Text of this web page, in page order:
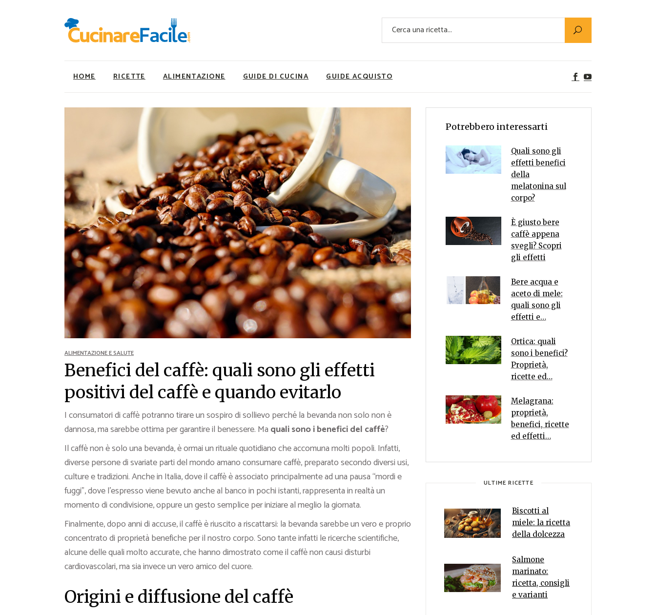
Cerca
HOME RICETTE
Ricette Facili e Veloci
Ricette Primi Piatti
Ricette Dolci
Ricette Carne
Ricette Secondi
Ricette Pizze e Rustici
Ricette Contorni
Ricette Piatti unici
Ricette Pesce
Video Ricette
Ricette per Ingrediente
ALIMENTAZIONE
Utility
Nutrizionista a tavola
Ricette Vegetariane
Ricette Vegane
Rumors
GUIDE DI CUCINA GUIDE ACQUISTO
Ricette Facili e Veloci
Ricette Primi Piatti
Ricette Dolci
Ricette Carne
Ricette Secondi
Video Ricette
Ricette per Ingrediente
Utility
Super Alimenti
Ricette Vegetariane
Rumors
ALIMENTAZIONE E SALUTE
Benefici del caffè: quali sono gli effetti
positivi del caffè e quando evitarlo
I consumatori dicaffè potranno tirare un sospiro di sollievo perché la bevanda non solo non è
dannosa, ma sarebbe ottima per garantire il benessere. Ma quali sono i benefici del caffè?
Il caffè non è solo una bevanda, è ormai un rituale quotidiano che accomuna molti popoli. Infatti,
diverse persone di svariate parti del mondo amano consumare caffè, preparato secondo diversi usi,
culture e tradizioni. Anche in Italia, dove il caffè è associato principalmente ad una pausa “mordi e
fuggi”, dove l’espresso viene bevuto anche al banco in pochi istanti, rappresenta in realtà un
momento di condivisione, oppure un gesto semplice per iniziare al meglio la giornata.
Finalmente, dopo anni di accuse, il caffè è riuscito a riscattarsi: la bevanda sarebbe un vero e proprio
concentrato di proprietà benefiche per il nostro corpo. Sono tante infatti le ricerche scientifiche,
alcune delle quali molto accurate, che hanno dimostrato come il caffè non causi disturbi
cardiovascolari, ma sia invece un vero amico del cuore.
Origini e diffusione del caffè
Potrebbero interessarti
Quali sono gli
effetti benefici
della
melatonina sul
corpo?
È giusto bere
caffè appena
svegli? Scopri
gli effetti
Bere acqua e
aceto di mele:
quali sono gli
effetti e…
Ortica: quali
sono i benefici?
Proprietà,
ricette ed…
Melagrana:
proprietà,
benefici, ricette
ed effetti…
ULTIME RICETTE
Biscotti al
miele: la ricetta
della dolcezza
Salmone
marinato:
ricetta, consigli
e varianti